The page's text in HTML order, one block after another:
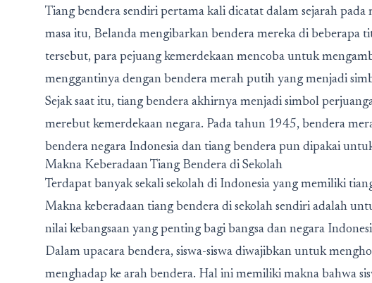
Tiang bendera sendiri pertama kali dicatat dalam sejarah pada
masa itu, Belanda mengibarkan bendera mereka di beberapa
tersebut, para pejuang kemerdekaan mencoba untuk
menggantinya dengan bendera merah putih yang menjadi
Sejak saat itu, tiang bendera akhirnya menjadi simbol
merebut kemerdekaan negara. Pada tahun 1945, bendera
bendera negara Indonesia dan tiang bendera pun dipakai
Makna Keberadaan Tiang Bendera di Sekolah
Terdapat banyak sekali sekolah di Indonesia yang memiliki
Makna keberadaan tiang bendera di sekolah sendiri adalah
nilai kebangsaan yang penting bagi bangsa dan negara
Dalam upacara bendera, siswa-siswa diwajibkan untuk
menghadap ke arah bendera. Hal ini memiliki makna bahwa